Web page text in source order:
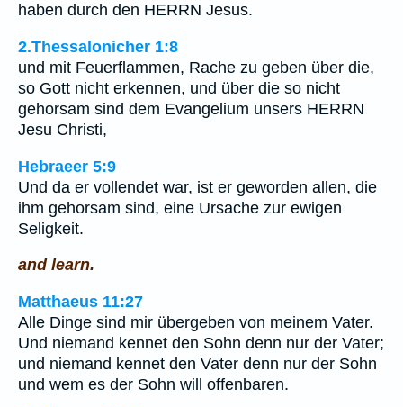
haben durch den HERRN Jesus.
2.Thessalonicher 1:8
und mit Feuerflammen, Rache zu geben über die,
so Gott nicht erkennen, und über die so nicht
gehorsam sind dem Evangelium unsers HERRN
Jesu Christi,
Hebraeer 5:9
Und da er vollendet war, ist er geworden allen, die
ihm gehorsam sind, eine Ursache zur ewigen
Seligkeit.
and learn.
Matthaeus 11:27
Alle Dinge sind mir übergeben von meinem Vater.
Und niemand kennet den Sohn denn nur der Vater;
und niemand kennet den Vater denn nur der Sohn
und wem es der Sohn will offenbaren.